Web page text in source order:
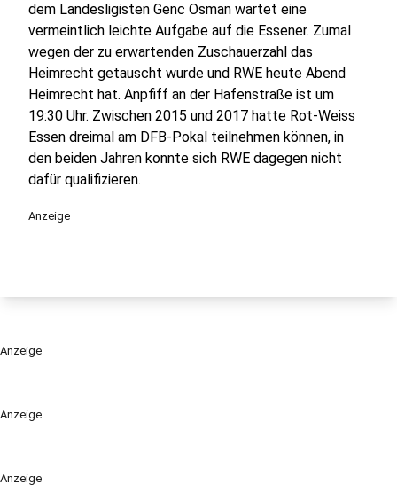
Anzeige
Anzeige
dem Landesligisten Genc Osman wartet eine
vermeintlich leichte Aufgabe auf die Essener. Zumal
wegen der zu erwartenden Zuschauerzahl das
Heimrecht getauscht wurde und RWE heute Abend
Heimrecht hat. Anpfiff an der Hafenstraße ist um
19:30 Uhr. Zwischen 2015 und 2017 hatte Rot-Weiss
Essen dreimal am DFB-Pokal teilnehmen können, in
den beiden Jahren konnte sich RWE dagegen nicht
dafür qualifizieren.
Anzeige
Anzeige